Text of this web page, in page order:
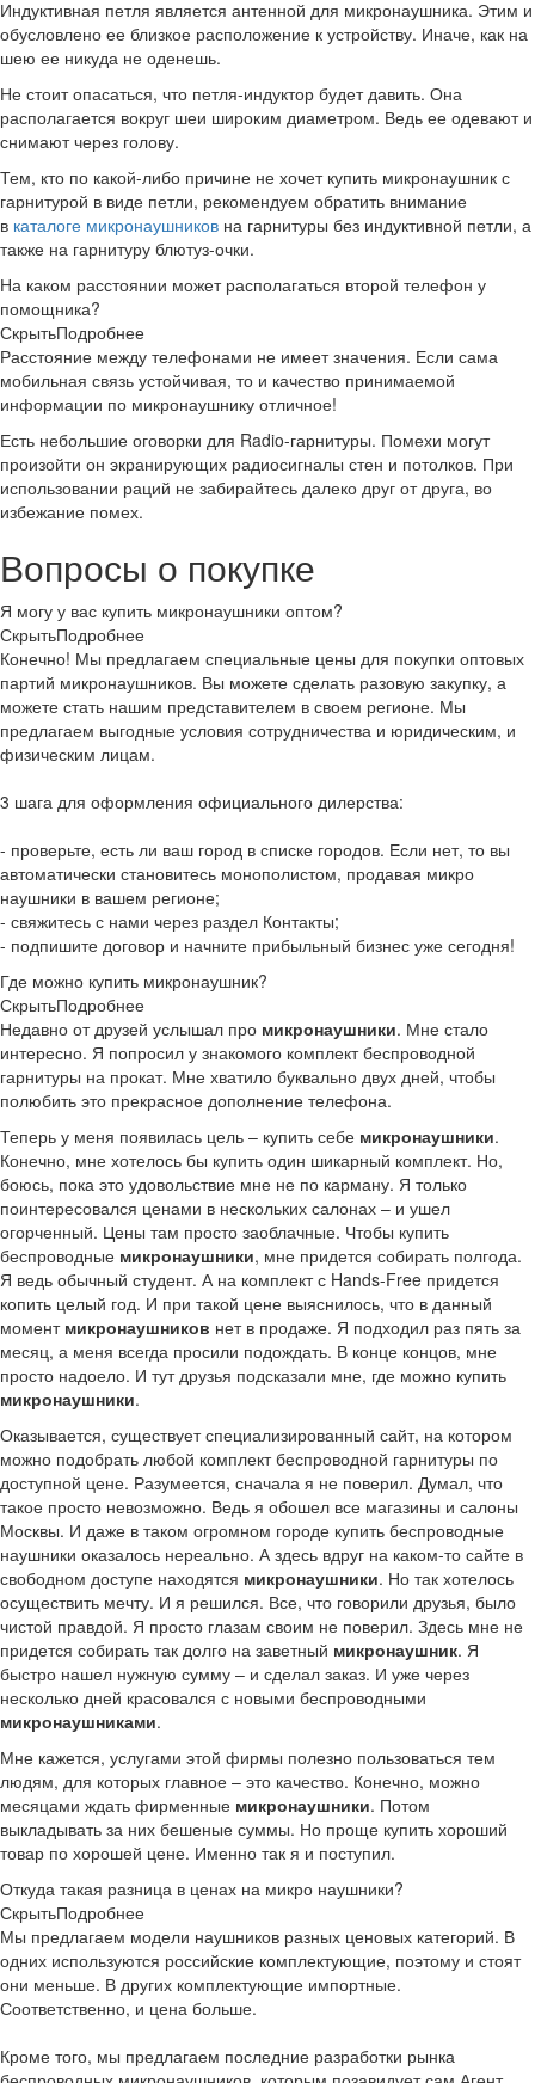
Индуктивная петля является антенной для микронаушника. Этим и
обусловлено ее близкое расположение к устройству. Иначе, как на
шею ее никуда не оденешь.
Не стоит опасаться, что петля-индуктор будет давить. Она
располагается вокруг шеи широким диаметром. Ведь ее одевают и
снимают через голову.
Тем, кто по какой-либо причине не хочет купить микронаушник с
гарнитурой в виде петли, рекомендуем обратить внимание
в каталоге микронаушников на гарнитуры без индуктивной петли, а
также на гарнитуру блютуз-очки.
На каком расстоянии может располагаться второй телефон у
помощника?
СкрытьПодробнее
Расстояние между телефонами не имеет значения. Если сама
мобильная связь устойчивая, то и качество принимаемой
информации по микронаушнику отличное!
Есть небольшие оговорки для Radio-гарнитуры. Помехи могут
произойти он экранирующих радиосигналы стен и потолков. При
использовании раций не забирайтесь далеко друг от друга, во
избежание помех.
Вопросы о покупке
Я могу у вас купить микронаушники оптом?
СкрытьПодробнее
Конечно! Мы предлагаем специальные цены для покупки оптовых
партий микронаушников. Вы можете сделать разовую закупку, а
можете стать нашим представителем в своем регионе. Мы
предлагаем выгодные условия сотрудничества и юридическим, и
физическим лицам.
3 шага для оформления официального дилерства:
- проверьте, есть ли ваш город в списке городов. Если нет, то вы
автоматически становитесь монополистом, продавая микро
наушники в вашем регионе;
- свяжитесь с нами через раздел Контакты;
- подпишите договор и начните прибыльный бизнес уже сегодня!
Где можно купить микронаушник?
СкрытьПодробнее
Недавно от друзей услышал про микронаушники. Мне стало
интересно. Я попросил у знакомого комплект беспроводной
гарнитуры на прокат. Мне хватило буквально двух дней, чтобы
полюбить это прекрасное дополнение телефона.
Теперь у меня появилась цель – купить себе микронаушники.
Конечно, мне хотелось бы купить один шикарный комплект. Но,
боюсь, пока это удовольствие мне не по карману. Я только
поинтересовался ценами в нескольких салонах – и ушел
огорченный. Цены там просто заоблачные. Чтобы купить
беспроводные микронаушники, мне придется собирать полгода.
Я ведь обычный студент. А на комплект с Hands-Free придется
копить целый год. И при такой цене выяснилось, что в данный
момент микронаушников нет в продаже. Я подходил раз пять за
месяц, а меня всегда просили подождать. В конце концов, мне
просто надоело. И тут друзья подсказали мне, где можно купить
микронаушники.
Оказывается, существует специализированный сайт, на котором
можно подобрать любой комплект беспроводной гарнитуры по
доступной цене. Разумеется, сначала я не поверил. Думал, что
такое просто невозможно. Ведь я обошел все магазины и салоны
Москвы. И даже в таком огромном городе купить беспроводные
наушники оказалось нереально. А здесь вдруг на каком-то сайте в
свободном доступе находятся микронаушники. Но так хотелось
осуществить мечту. И я решился. Все, что говорили друзья, было
чистой правдой. Я просто глазам своим не поверил. Здесь мне не
придется собирать так долго на заветный микронаушник. Я
быстро нашел нужную сумму – и сделал заказ. И уже через
несколько дней красовался с новыми беспроводными
микронаушниками.
Мне кажется, услугами этой фирмы полезно пользоваться тем
людям, для которых главное – это качество. Конечно, можно
месяцами ждать фирменные микронаушники. Потом
выкладывать за них бешеные суммы. Но проще купить хороший
товар по хорошей цене. Именно так я и поступил.
Откуда такая разница в ценах на микро наушники?
СкрытьПодробнее
Мы предлагаем модели наушников разных ценовых категорий. В
одних используются российские комплектующие, поэтому и стоят
они меньше. В других комплектующие импортные.
Соответственно, и цена больше.
Кроме того, мы предлагаем последние разработки рынка